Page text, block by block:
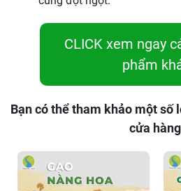
CLICK xem ngay
phẩm
Bạn có thể tham khảo một số
cửa